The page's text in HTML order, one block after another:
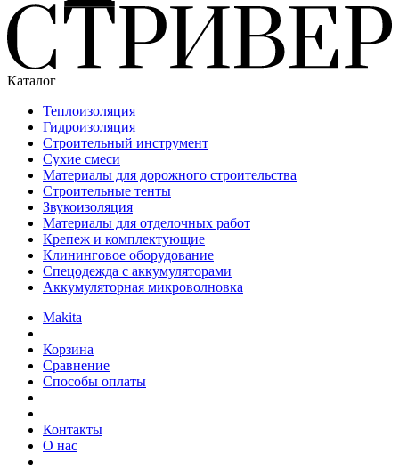
Каталог
Теплоизоляция
Гидроизоляция
Строительный инструмент
Сухие смеси
Материалы для дорожного строительства
Строительные тенты
Звукоизоляция
Материалы для отделочных работ
Крепеж и комплектующие
Клининговое оборудование
Спецодежда с аккумуляторами
Аккумуляторная микроволновка
Makita
Корзина
Сравнение
Способы оплаты
Контакты
О нас